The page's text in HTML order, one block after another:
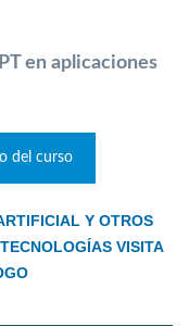
en aplicaciones
del curso
Y OTROS
VISITA